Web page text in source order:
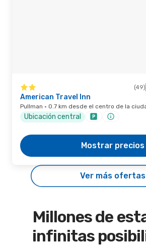
(49)
American Travel Inn
Pullman · 0.7 km desde el centro de la
Ubicación central
Mostrar precios
Ver más ofertas
Millones de
infinitas